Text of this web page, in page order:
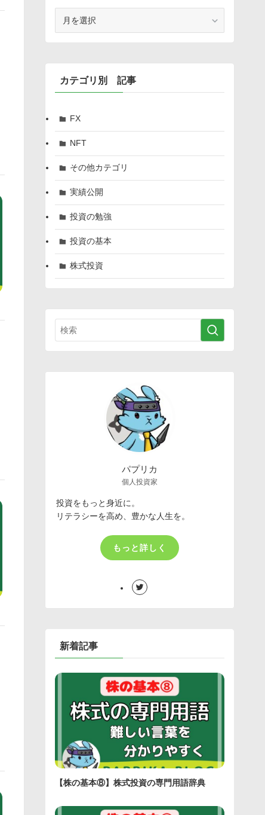
別
カテゴリ別 記事
FX
NFT
その他カテゴリ
実績公開
投資の勉強
投資の基本
株式投資
パプリカ
個人投資家
投資をもっと身近に。
リテラシーを高め、豊かな人生を。
もっと詳しく
新着記事
【株の基本⑧】株式投資の専門用語辞典